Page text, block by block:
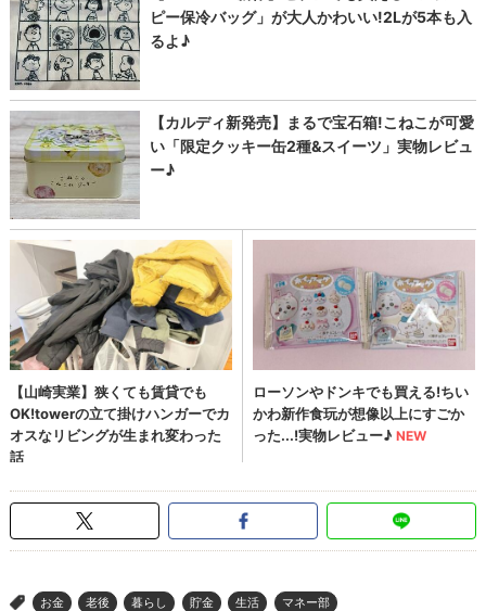
> お金 老後 暮らし 貯金 生活 マネー部